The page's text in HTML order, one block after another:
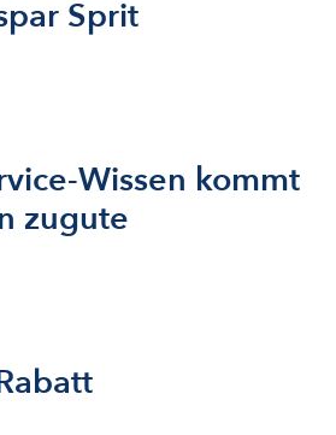
Sprit
Wissen kommt
zugute